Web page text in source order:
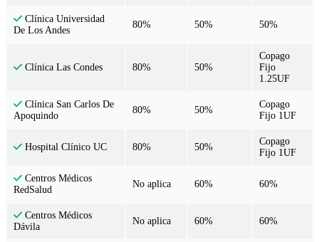
Clínica Universidad
De Los Andes
80% 50% 50%
Clínica Las Condes 80% 50%
Copago
Fijo
1.25UF
Clínica San Carlos De
Apoquindo
80% 50%
Copago
Fijo 1UF
Hospital Clínico UC 80% 50%
Copago
Fijo 1UF
Centros Médicos
RedSalud
No aplica 60% 60%
Centros Médicos
Dávila
No aplica 60% 60%